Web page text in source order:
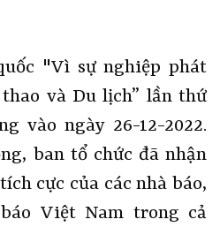
"Vì sự nghiệp phát
và Du lịch” lần thứ
vào ngày 26-12-2022.
ban tổ chức đã nhận
cực của các nhà báo,
Việt Nam trong cả